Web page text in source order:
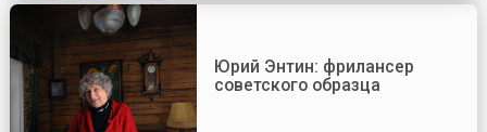
Юрий Энтин: фрилансер
советского образца